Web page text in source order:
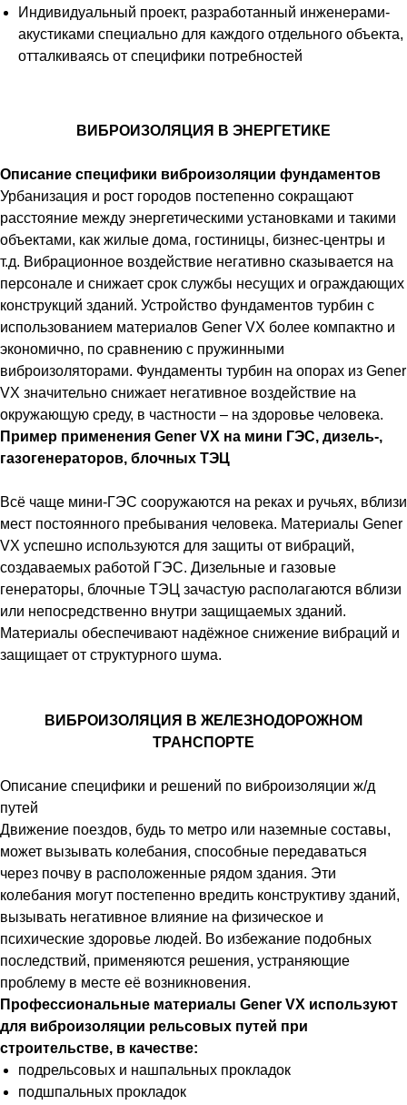
Индивидуальный проект, разработанный инженерами-
акустиками специально для каждого отдельного объекта,
отталкиваясь от специфики потребностей
ВИБРОИЗОЛЯЦИЯ В ЭНЕРГЕТИКЕ
Описание специфики виброизоляции фундаментов
Урбанизация и рост городов постепенно сокращают
расстояние между энергетическими установками и такими
объектами, как жилые дома, гостиницы, бизнес-центры и
т.д. Вибрационное воздействие негативно сказывается на
персонале и снижает срок службы несущих и ограждающих
конструкций зданий. Устройство фундаментов турбин с
использованием материалов Gener VX более компактно и
экономично, по сравнению с пружинными
виброизоляторами. Фундаменты турбин на опорах из Gener
VX значительно снижает негативное воздействие на
окружающую среду, в частности – на здоровье человека.
Пример применения Gener VX на мини ГЭС, дизель-,
газогенераторов, блочных ТЭЦ
Всё чаще мини-ГЭС сооружаются на реках и ручьях, вблизи
мест постоянного пребывания человека. Материалы Gener
VX успешно используются для защиты от вибраций,
создаваемых работой ГЭС. Дизельные и газовые
генераторы, блочные ТЭЦ зачастую располагаются вблизи
или непосредственно внутри защищаемых зданий.
Материалы обеспечивают надёжное снижение вибраций и
защищает от структурного шума.
ВИБРОИЗОЛЯЦИЯ В ЖЕЛЕЗНОДОРОЖНОМ
ТРАНСПОРТЕ
Описание специфики и решений по виброизоляции ж/д
путей
Движение поездов, будь то метро или наземные составы,
может вызывать колебания, способные передаваться
через почву в расположенные рядом здания. Эти
колебания могут постепенно вредить конструктиву зданий,
вызывать негативное влияние на физическое и
психические здоровье людей. Во избежание подобных
последствий, применяются решения, устраняющие
проблему в месте её возникновения.
Профессиональные материалы Gener VX используют
для виброизоляции рельсовых путей при
строительстве, в качестве:
подрельсовых и нашпальных прокладок
подшпальных прокладок